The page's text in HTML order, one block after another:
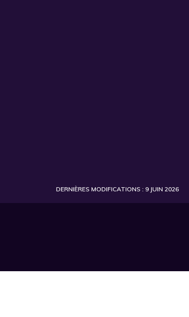
DERNIÈRES MODIFICATIONS : 9 JUIN 2026